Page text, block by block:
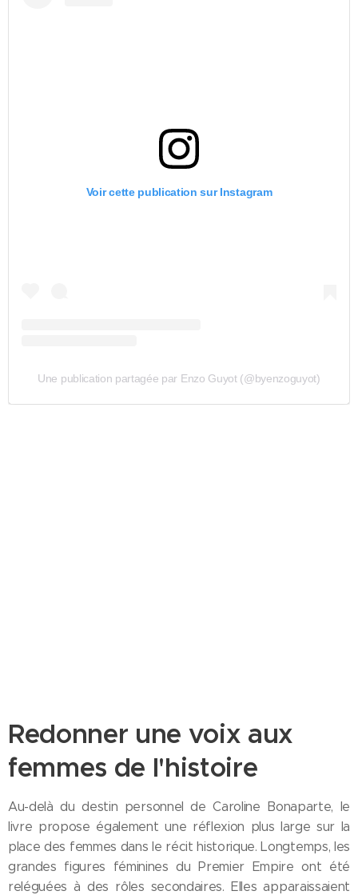
Voir cette publication sur Instagram
Une publication partagée par Enzo Guyot (@byenzoguyot)
Redonner une voix aux
femmes de l'histoire
Au-delà du destin personnel de Caroline Bonaparte, le
livre propose également une réflexion plus large sur la
place des femmes dans le récit historique. Longtemps, les
grandes figures féminines du Premier Empire ont été
reléguées à des rôles secondaires. Elles apparaissaient